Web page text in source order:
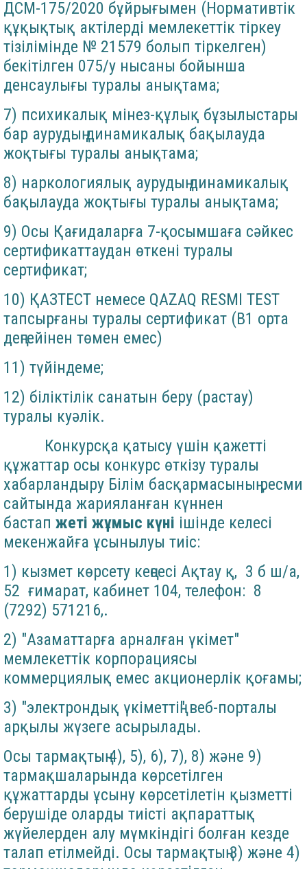
ДСМ-175/2020 бұйрығымен (Нормативтік
құқықтық актілерді мемлекеттік тіркеу
тізілімінде № 21579 болып тіркелген)
бекітілген 075/у нысаны бойынша
денсаулығы туралы анықтама;
7) психикалық мінез-құлық бұзылыстары
бар аурудың динамикалық бақылауда
жоқтығы туралы анықтама;
8) наркологиялық аурудың динамикалық
бақылауда жоқтығы туралы анықтама;
9) Осы Қағидаларға 7-қосымшаға сәйкес
сертификаттаудан өткені туралы
сертификат;
10) ҚАЗТЕСТ немесе QAZAQ RESMI TEST
тапсырғаны туралы сертификат (В1 орта
деңгейінен төмен емес)
11) түйіндеме;
12) біліктілік санатын беру (растау)
туралы куәлік.
Конкурсқа қатысу үшін қажетті
құжаттар осы конкурс өткізу туралы
хабарландыру Білім басқармасының ресми
сайтында жарияланған күннен
бастап жеті жұмыс күні ішінде келесі
мекенжайға ұсынылуы тиіс:
1) кызмет көрсету кеңсесі Ақтау қ, 3 б ш/а,
52 ғимарат, кабинет 104, телефон: 8
(7292) 571216,.
2) "Азаматтарға арналған үкімет"
мемлекеттік корпорациясы
коммерциялық емес акционерлік қоғамы;
3) "электрондық үкіметтің" веб-порталы
арқылы жүзеге асырылады.
Осы тармақтың 4), 5), 6), 7), 8) және 9)
тармақшаларында көрсетілген
құжаттарды ұсыну көрсетілетін қызметті
берушіде оларды тиісті ақпараттық
жүйелерден алу мүмкіндігі болған кезде
талап етілмейді. Осы тармақтың 3) және 4)